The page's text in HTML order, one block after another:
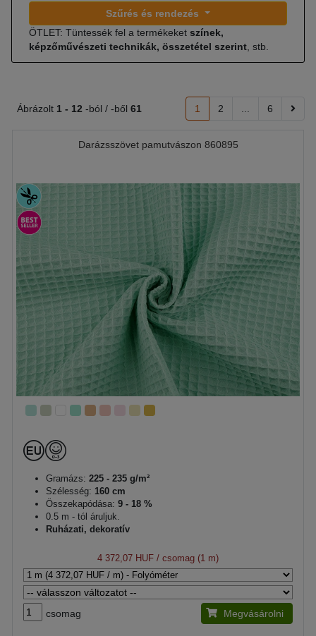
Szűrés és rendezés
ÖTLET: Tüntessék fel a termékeket színek,
képzőművészeti technikák, összetétel szerint , stb.
Ábrázolt 1 - 12 -ból / -ből 61 1 2 6
Darázsszövet pamutvászon 860895
Gramázs: 225 - 235 g/m²
Szélesség: 160 cm
Összekapódása: 9 - 18 %
0.5 m - tól áruljuk.
Ruházati, dekoratív
4 372,07 HUF / csomag (1 m)
csomag Megvásárolni